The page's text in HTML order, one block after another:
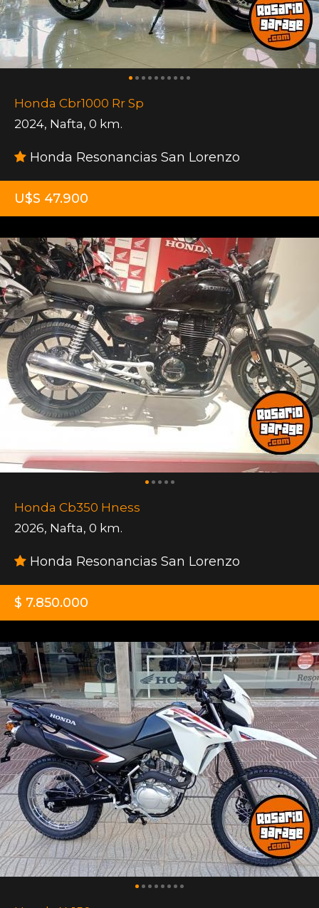
Honda Cbr1000 Rr Sp
2024, Nafta, 0 km.
Honda Resonancias San Lorenzo
U$S 47.900
Honda Cb350 Hness
2026, Nafta, 0 km.
Honda Resonancias San Lorenzo
$ 7.850.000